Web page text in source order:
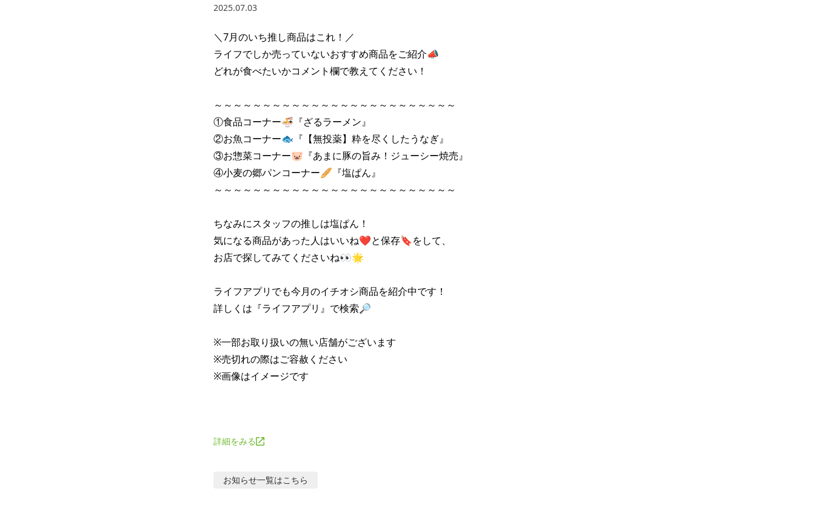
2025.07.03
＼7月のいち推し商品はこれ！／
ライフでしか売っていないおすすめ商品をご紹介📣
どれが食べたいかコメント欄で教えてください！
～～～～～～～～～～～～～～～～～～～～～～～～～
①食品コーナー🍜『ざるラーメン』
②お魚コーナー🐟『【無投薬】粋を尽くしたうなぎ』
③お惣菜コーナー🐷『あまに豚の旨み！ジューシー焼売』
④小麦の郷パンコーナー🥖『塩ぱん』
～～～～～～～～～～～～～～～～～～～～～～～～～
ちなみにスタッフの推しは塩ぱん！
気になる商品があった人はいいね❤と保存🔖をして、
お店で探してみてくださいね👀🌟
ライフアプリでも今月のイチオシ商品を紹介中です！
詳しくは『ライフアプリ』で検索🔎
※一部お取り扱いの無い店舗がございます
※売切れの際はご容赦ください
※画像はイメージです
詳細をみる
お知らせ一覧はこちら